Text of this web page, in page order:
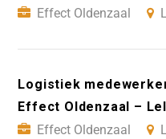
Effect Oldenzaal
Logistiek
Effect Oldenzaal –
Effect Oldenzaal